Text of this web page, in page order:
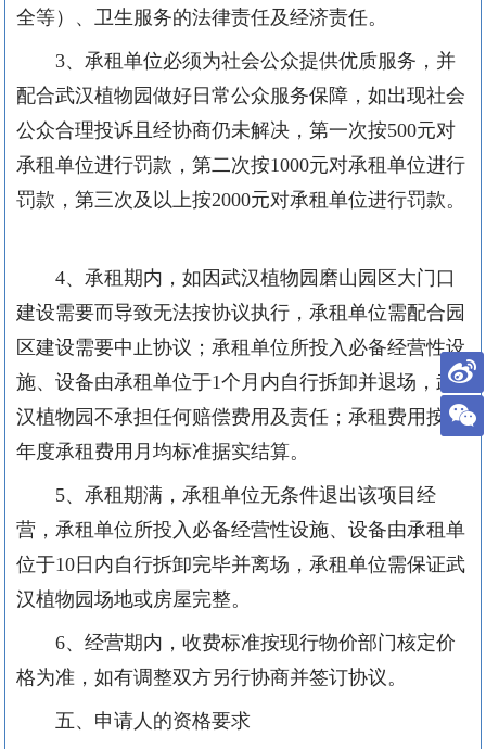
全等）、卫生服务的法律责任及经济责任。
3、承租单位必须为社会公众提供优质服务，并
配合武汉植物园做好日常公众服务保障， 如出现社会
公众合理投诉且经协商仍未解决，第一次按500元对
承租单位进行罚款，第二次按1000元对承租单位进行
罚款，第三次及以上按2000元对承租单位进行罚款。
4、 承租期内，如因武汉植物园磨山园区大门口
建设需要而导致无法按协议执行，承租单位需配合园
区建设需要中止协议；承租单位所投入必备经营性设
施、设备由承租单位于1个月内自行拆卸并退场，武
汉植物园不承担任何赔偿费用及责任；承租费用按当
年度承租费用月均标准据实结算。
5、承租期满，承租单位无条件退出该项目经
营，承租单位所投入必备经营性设施、设备由承租单
位于10日内自行拆卸完毕并离场，承租单位需保证武
汉植物园场地或房屋完整。
6、经营期内，收费标准按现行物价部门核定价
格为准，如有调整双方另行协商并签订协议。
五、申请人的资格要求